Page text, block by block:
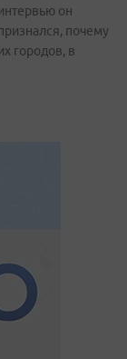
он
почему
городов, в